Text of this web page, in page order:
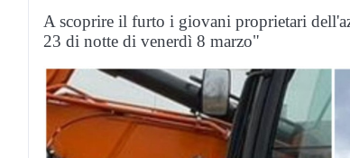
A scoprire il furto i giovani proprietari
23 di notte di venerdì 8 marzo"